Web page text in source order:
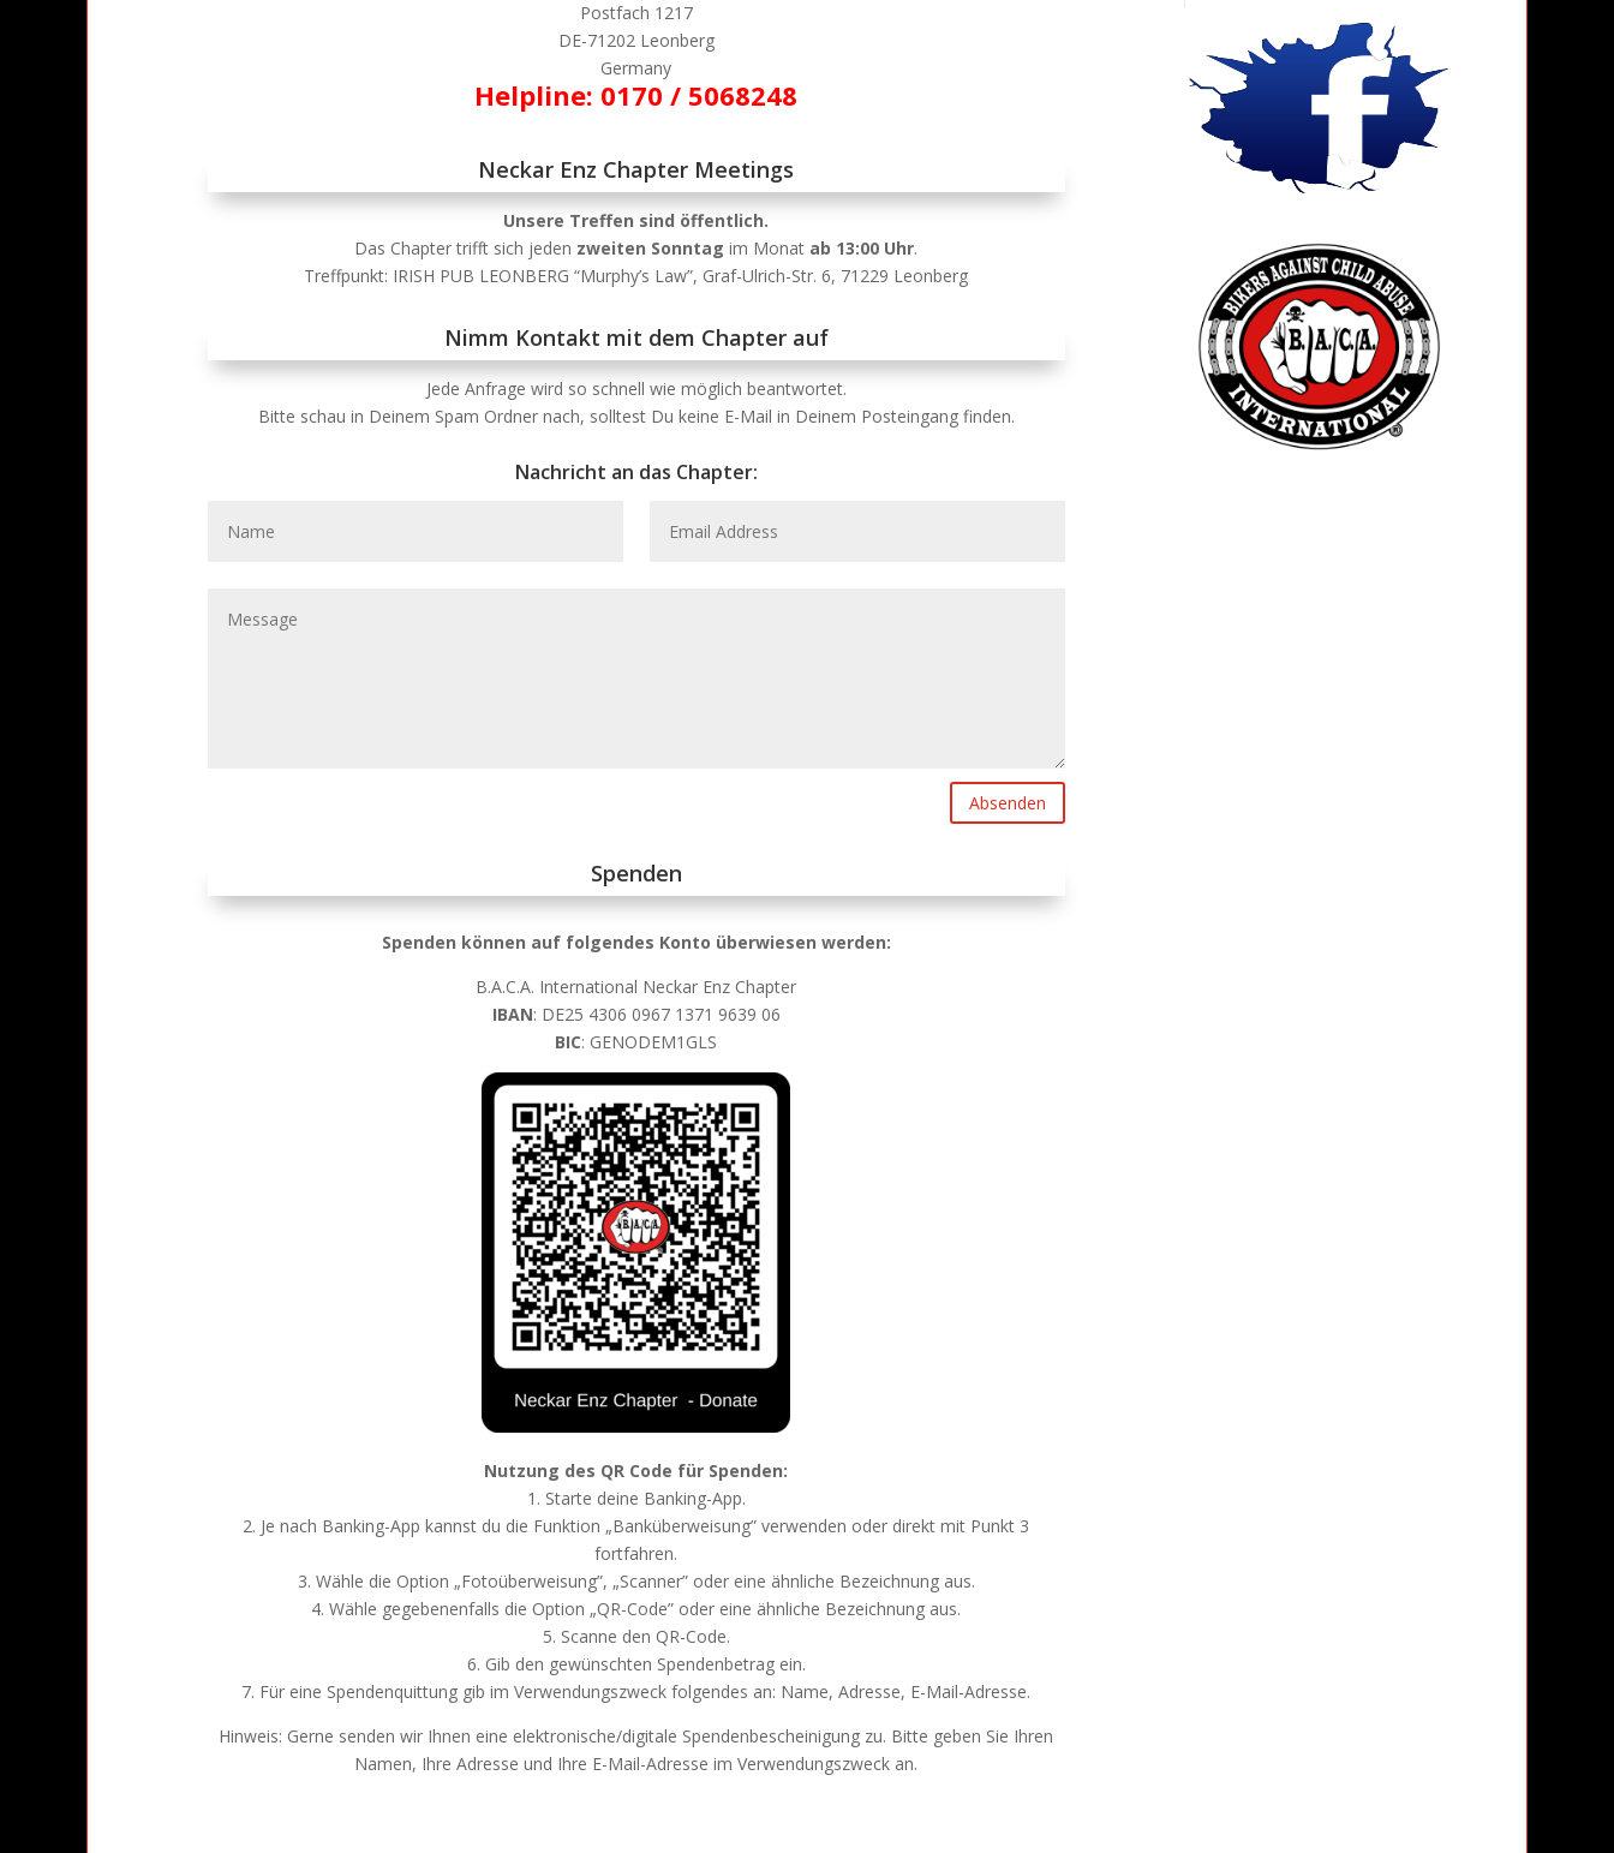
Postfach 1217
DE-71202 Leonberg
Germany
Helpline: 0170 / 5068248
Neckar Enz Chapter Meetings
Unsere Treffen sind öffentlich.
Das Chapter trifft sich jeden zweiten Sonntagim Monat ab 13:00 Uhr.
Treffpunkt: IRISH PUB LEONBERG “Murphy’s Law”, Graf-Ulrich-Str. 6, 71229 Leonberg
Nimm Kontakt mit dem Chapter auf
Jede Anfrage wird so schnell wie möglich beantwortet.
Bitte schau in Deinem Spam Ordner nach, solltest Du keine E-Mail in Deinem Posteingang finden.
Nachricht an das Chapter:
Absenden
Spenden
Spenden können auf folgendes Konto überwiesen werden:
B.A.C.A. International Neckar Enz Chapter
IBAN: DE25 4306 0967 1371 9639 06
BIC: GENODEM1GLS
Nutzung des QR Code für Spenden:
1. Starte deine Banking-App.
2. Je nach Banking-App kannst du die Funktion „Banküberweisung” verwenden oder direkt mit Punkt 3
fortfahren.
3. Wähle die Option „Fotoüberweisung”, „Scanner” oder eine ähnliche Bezeichnung aus.
4. Wähle gegebenenfalls die Option „QR-Code” oder eine ähnliche Bezeichnung aus.
5. Scanne den QR-Code.
6. Gib den gewünschten Spendenbetrag ein.
7. Für eine Spendenquittung gib im Verwendungszweck folgendes an: Name, Adresse, E-Mail-Adresse.
Hinweis: Gerne senden wir Ihnen eine elektronische/digitale Spendenbescheinigung zu. Bitte geben Sie Ihren
Namen, Ihre Adresse und Ihre E-Mail-Adresse im Verwendungszweck an.